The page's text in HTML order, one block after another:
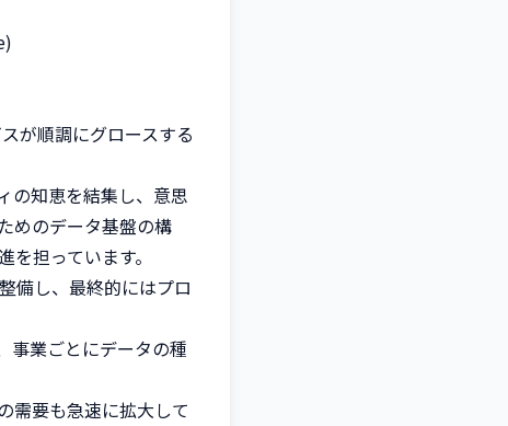
が順調にグロースする
の知恵を結集し、意思
めのデータ基盤の構
担っています。
備し、最終的にはプロ
事業ごとにデータの種
需要も急速に拡大して